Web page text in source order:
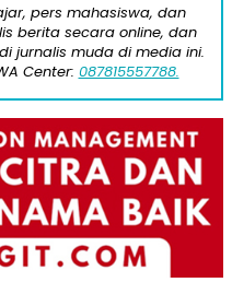
pers mahasiswa, dan
berita secara online, dan
jurnalis muda di media ini.
Center: 087815557788.